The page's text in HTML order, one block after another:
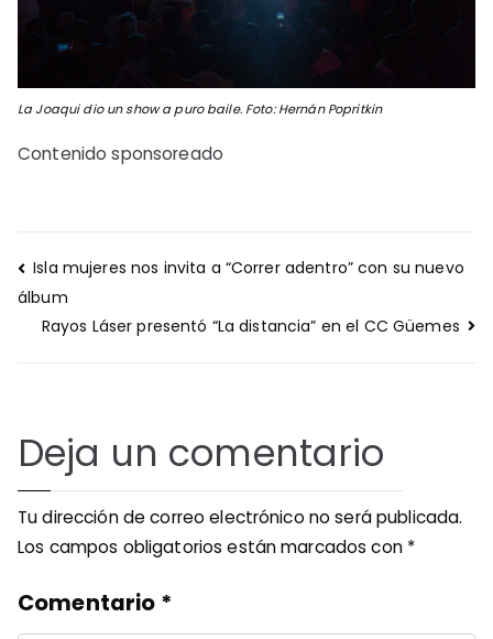
La Joaqui dio un show a puro baile. Foto: Hernán Popritkin
Contenido sponsoreado
Navegación
de
entradas
Isla mujeres nos invita a “Correr adentro” con su nuevo
álbum
Rayos Láser presentó “La distancia” en el CC Güemes
Deja un comentario
Tu dirección de correo electrónico no será publicada.
Los campos obligatorios están marcados con *
Comentario *